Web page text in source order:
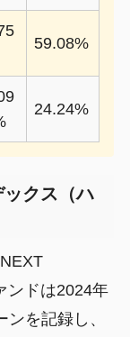
59.08%
24.24%
クス（ハ
ンドは2024年
を記録し、